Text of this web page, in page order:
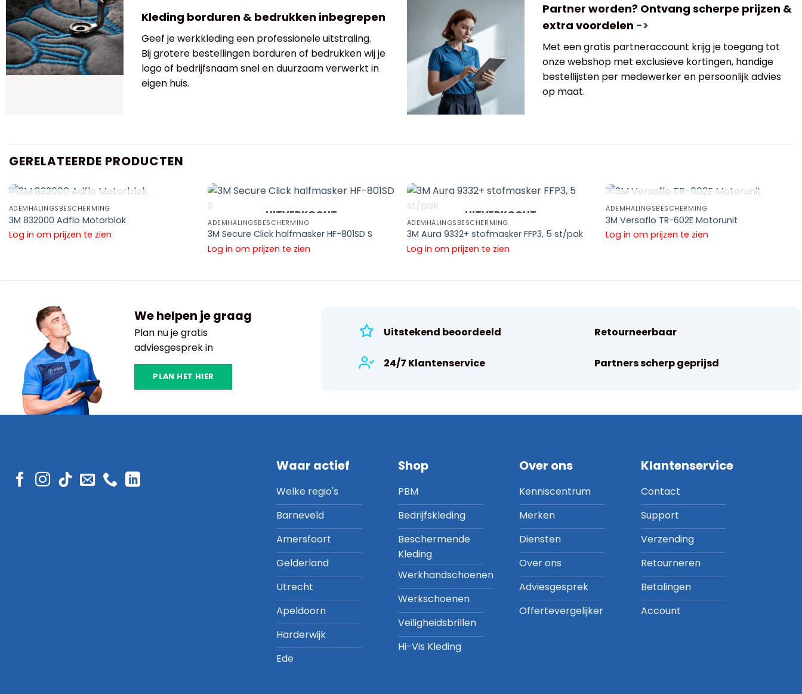
Kleding borduren & bedrukken inbegrepen
Geef je werkkleding een professionele uitstraling.
Bij grotere bestellingen borduren of bedrukken wij je
logo of bedrijfsnaam snel en duurzaam verwerkt in
eigen huis.
Partner worden? Ontvang scherpe prijzen &
extra voordelen ->
Met een gratis partneraccount krijg je toegang tot
onze webshop met exclusieve kortingen, handige
bestellijsten per medewerker en persoonlijk advies
op maat.
GERELATEERDE PRODUCTEN
UITVERKOCHT
ADEMHALINGSBESCHERMING
3M 832000 Adflo Motorblok
Log in om prijzen te zien
UITVERKOCHT
ADEMHALINGSBESCHERMING
3M Secure Click halfmasker HF-801SD S
Log in om prijzen te zien
UITVERKOCHT
ADEMHALINGSBESCHERMING
3M Aura 9332+ stofmasker FFP3, 5 st/pak
Log in om prijzen te zien
UITVERKOCHT
ADEMHALINGSBESCHERMING
3M Versaflo TR-602E Motorunit
Log in om prijzen te zien
We helpen je graag
Plan nu je gratis
adviesgesprek in
PLAN HET HIER
Uitstekend beoordeeld
24/7 Klantenservice
Retourneerbaar
Partners scherp geprijsd
Waar actief
Welke regio's
Barneveld
Amersfoort
Gelderland
Utrecht
Apeldoorn
Harderwijk
Ede
Shop
PBM
Bedrijfskleding
Beschermende
Kleding
Werkhandschoenen
Werkschoenen
Veiligheidsbrillen
Hi-Vis Kleding
Over ons
Kenniscentrum
Merken
Diensten
Over ons
Adviesgesprek
Offertevergelijker
Klantenservice
Contact
Support
Verzending
Retourneren
Betalingen
Account